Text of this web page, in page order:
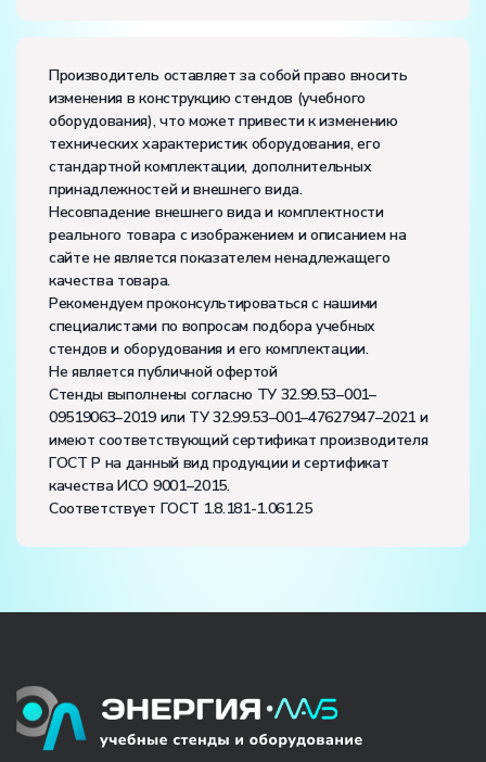
Производитель оставляет за собой право вносить
изменения в конструкцию стендов (учебного
оборудования), что может привести к изменению
технических характеристик оборудования, его
стандартной комплектации, дополнительных
принадлежностей и внешнего вида.
Несовпадение внешнего вида и комплектности
реального товара с изображением и описанием на
сайте не является показателем ненадлежащего
качества товара.
Рекомендуем проконсультироваться с нашими
специалистами по вопросам подбора учебных
стендов и оборудования и его комплектации.
Не является публичной офертой
Стенды выполнены согласно ТУ 32.99.53–001–
09519063–2019 или ТУ 32.99.53–001–47627947–2021 и
имеют соответствующий сертификат производителя
ГОСТ Р на данный вид продукции и сертификат
качества ИСО 9001–2015.
Соответствует ГОСТ 1.8.181-1.061.25